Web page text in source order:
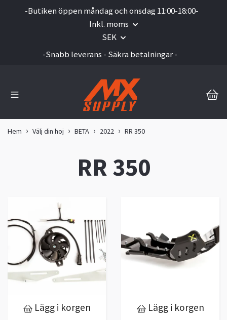
-Butiken öppen måndag och onsdag 11:00-18:00-
Inkl. moms
SEK
-Snabb leverans - Säkra betalningar -
Hem Välj din hoj BETA 2022 RR 350
RR 350
Lägg i korgen Lägg i korgen